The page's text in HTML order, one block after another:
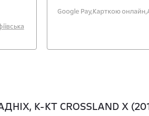
Google Pay,Карткою онлайн,
К-КТ CROSSLAND X